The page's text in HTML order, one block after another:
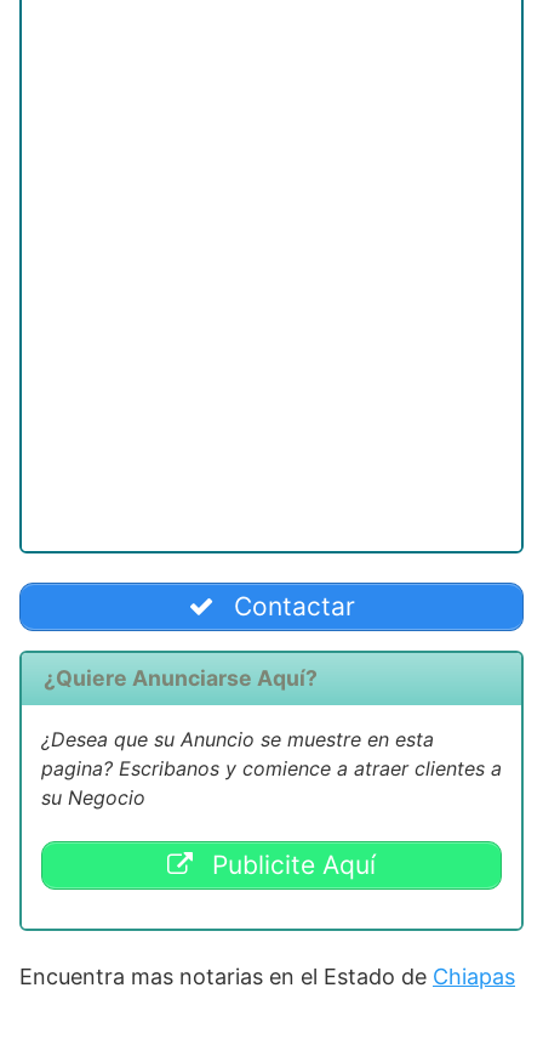
Contactar
¿Quiere Anunciarse Aquí?
¿Desea que su Anuncio se muestre en esta
pagina? Escribanos y comience a atraer clientes a
su Negocio
Publicite Aquí
Encuentra mas notarias en el Estado de Chiapas